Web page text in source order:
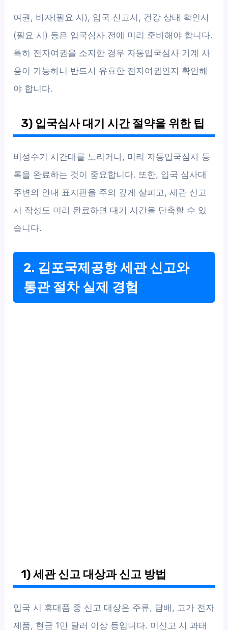
여권, 비자(필요 시), 입국 신고서, 건강 상태 확인서
(필요 시) 등은 입국심사 전에 미리 준비해야 합니다.
특히 전자여권을 소지한 경우 자동입국심사 기계 사
용이 가능하니 반드시 유효한 전자여권인지 확인해
야 합니다.
3) 입국심사 대기 시간 절약을 위한 팁
비성수기 시간대를 노리거나, 미리 자동입국심사 등
록을 완료하는 것이 중요합니다. 또한, 입국 심사대
주변의 안내 표지판을 주의 깊게 살피고, 세관 신고
서 작성도 미리 완료하면 대기 시간을 단축할 수 있
습니다.
2. 김포국제공항 세관 신고와
통관 절차 실제 경험
1) 세관 신고 대상과 신고 방법
입국 시 휴대품 중 신고 대상은 주류, 담배, 고가 전자
제품, 현금 1만 달러 이상 등입니다. 미신고 시 과태